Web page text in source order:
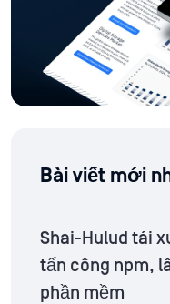
Bài viết mới
Shai-Hulud tái
tấn công npm,
phần mềm